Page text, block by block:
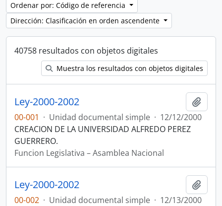
Ordenar por: Código de referencia
Dirección: Clasificación en orden ascendente
40758 resultados con objetos digitales
Muestra los resultados con objetos digitales
Ley-2000-2002
00-001 · Unidad documental simple · 12/12/2000
CREACION DE LA UNIVERSIDAD ALFREDO PEREZ
GUERRERO.
Funcion Legislativa – Asamblea Nacional
Ley-2000-2002
00-002 · Unidad documental simple · 12/13/2000